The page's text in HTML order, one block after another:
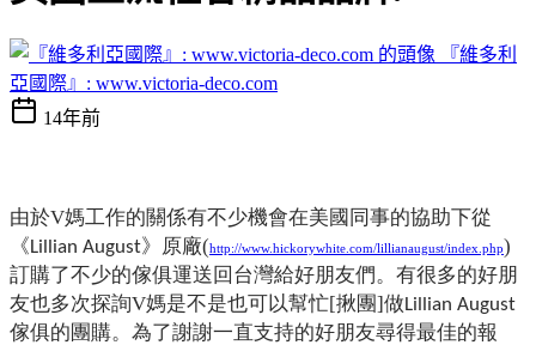
『維多利
亞國際』: www.victoria-deco.com
14年前
由於V媽工作的關係有不少機會在美國同事的協助下從
《Lillian August》原廠(http://www.hickorywhite.com/lillianaugust/index.php)
訂購了不少的傢俱運送回 台灣給好朋友們。 有很多的好朋
友也多次探詢V媽是不是也可以幫忙[揪團]做Lillian August
傢俱的團購。為了謝謝一直支持的好朋友尋得最佳的報